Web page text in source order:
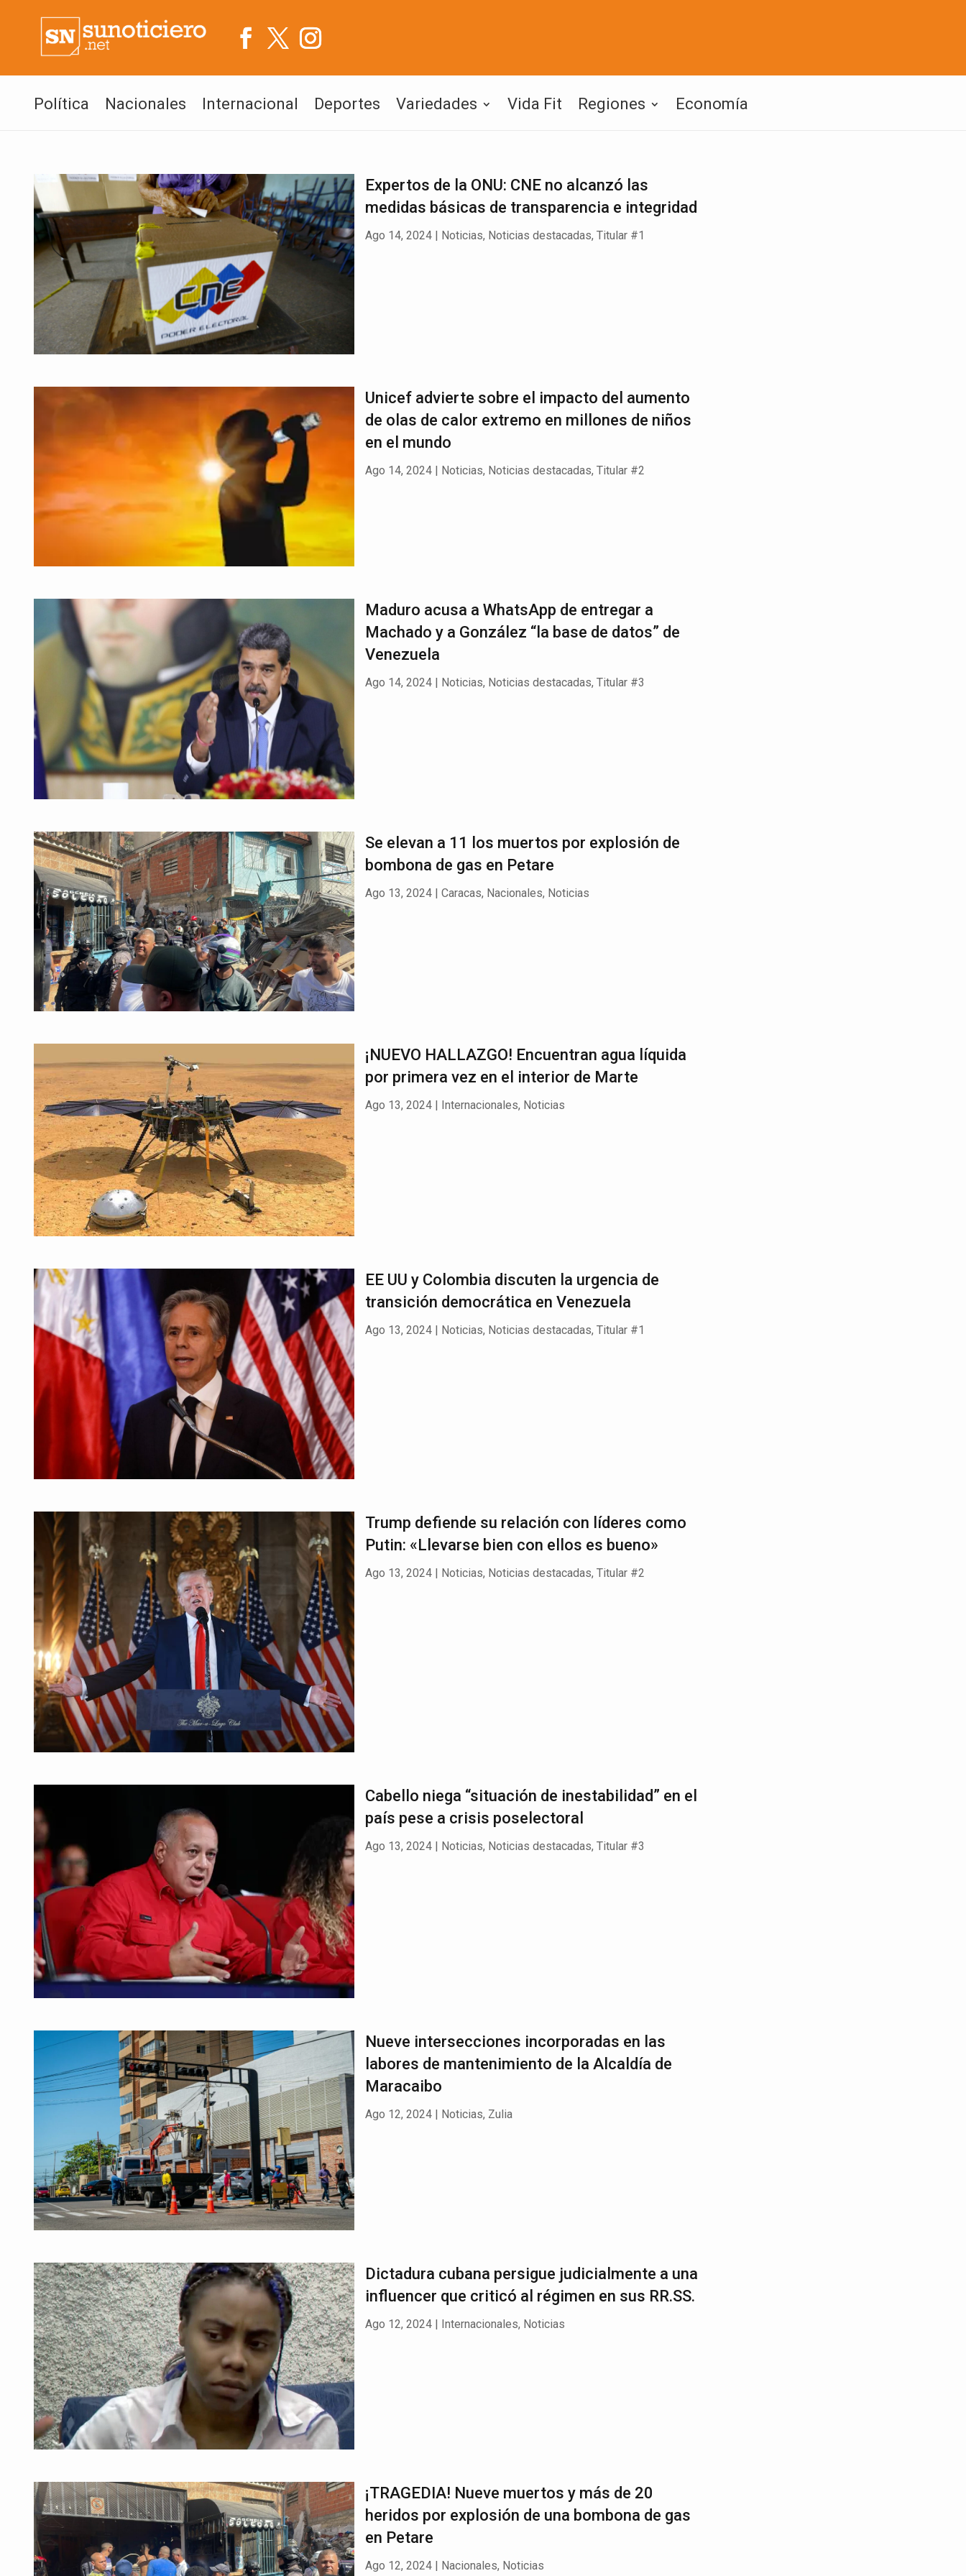
Política Nacionales Internacional Deportes Variedades Vida Fit Regiones Economía
Expertos de la ONU: CNE no alcanzó las
medidas básicas de transparencia e integridad
Ago 14, 2024| Noticias, Noticias destacadas, Titular #1
Unicef advierte sobre el impacto del aumento
de olas de calor extremo en millones de niños
en el mundo
Ago 14, 2024| Noticias, Noticias destacadas, Titular #2
Maduro acusa a WhatsApp de entregar a
Machado y a González “la base de datos” de
Venezuela
Ago 14, 2024| Noticias, Noticias destacadas, Titular #3
Se elevan a 11 los muertos por explosión de
bombona de gas en Petare
Ago 13, 2024| Caracas, Nacionales, Noticias
¡NUEVO HALLAZGO! Encuentran agua líquida
por primera vez en el interior de Marte
Ago 13, 2024| Internacionales, Noticias
EE UU y Colombia discuten la urgencia de
transición democrática en Venezuela
Ago 13, 2024| Noticias, Noticias destacadas, Titular #1
Trump defiende su relación con líderes como
Putin: «Llevarse bien con ellos es bueno»
Ago 13, 2024| Noticias, Noticias destacadas, Titular #2
Cabello niega “situación de inestabilidad” en el
país pese a crisis poselectoral
Ago 13, 2024| Noticias, Noticias destacadas, Titular #3
Nueve intersecciones incorporadas en las
labores de mantenimiento de la Alcaldía de
Maracaibo
Ago 12, 2024| Noticias, Zulia
Dictadura cubana persigue judicialmente a una
influencer que criticó al régimen en sus RR.SS.
Ago 12, 2024| Internacionales, Noticias
¡TRAGEDIA! Nueve muertos y más de 20
heridos por explosión de una bombona de gas
en Petare
Ago 12, 2024| Nacionales, Noticias